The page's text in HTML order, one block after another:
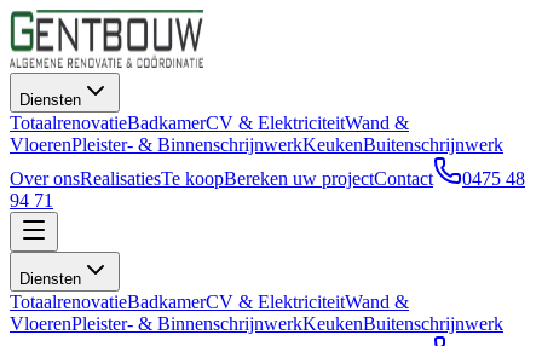
Diensten
TotaalrenovatieBadkamerCV & ElektriciteitWand &
VloerenPleister- & BinnenschrijnwerkKeukenBuitenschrijnwerk
Over onsRealisatiesTe koopBereken uw projectContact
0475 48
94 71
Diensten
TotaalrenovatieBadkamerCV & ElektriciteitWand &
VloerenPleister- & BinnenschrijnwerkKeukenBuitenschrijnwerk